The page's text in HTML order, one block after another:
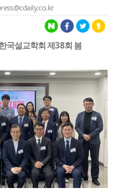
국설교학회 제38회 봄